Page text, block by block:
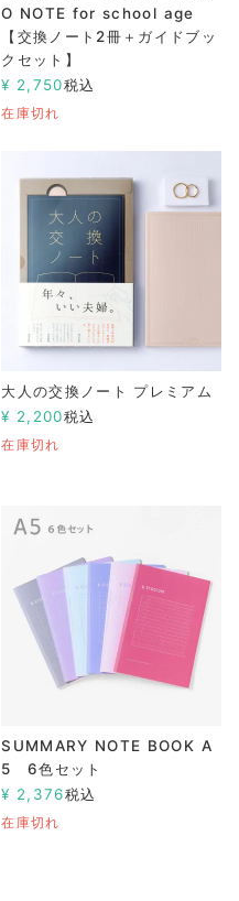
O NOTE for school age
【交換ノート2冊＋ガイドブッ
クセット】
¥ 2,750税込
在庫切れ
大人の交換ノート プレミアム
¥ 2,200税込
在庫切れ
SUMMARY NOTE BOOK A
5 6色セット
¥ 2,376税込
在庫切れ